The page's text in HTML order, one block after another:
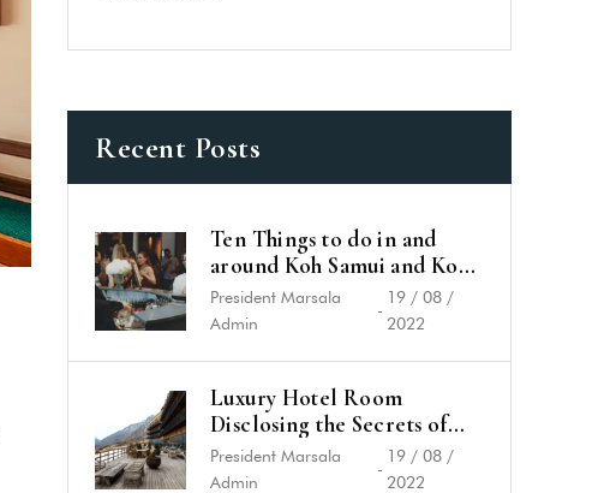
Recent Posts
Ten Things to do in and
around Koh Samui and Koh
Phangan
President Marsala
Admin
-
19 / 08 /
2022
Luxury Hotel Room
Disclosing the Secrets of
Success
President Marsala
Admin
-
19 / 08 /
2022